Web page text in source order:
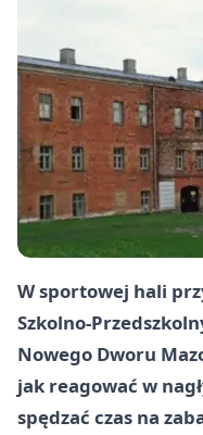
W sportowej hali
Nowego Dworu
jak reagować w
spędzać czas na